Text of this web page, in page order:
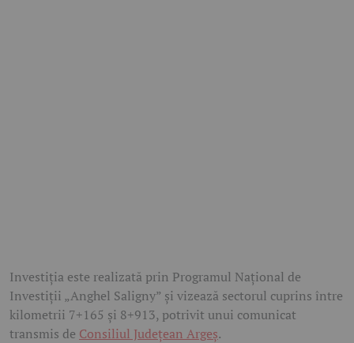
Investiția este realizată prin Programul Național de
Investiții „Anghel Saligny” și vizează sectorul cuprins între
kilometrii 7+165 și 8+913, potrivit unui comunicat
transmis de Consiliul Județean Argeș.